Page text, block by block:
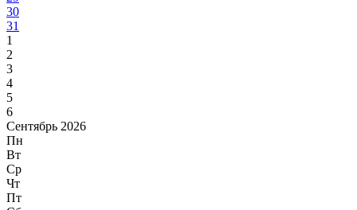
30
31
1
2
3
4
5
6
Сентябрь 2026
Пн
Вт
Ср
Чт
Пт